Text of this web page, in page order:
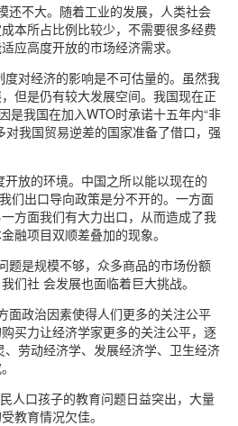
不大。随着工业的发展，人类社会
本所占比例比较少，不需要很多经费
应高度开放的市场经济需求。
经济的影响是不可估量的。虽然我
但是仍有较大发展空间。我国现在正
是我国在加入WTO时承诺十五年内“非
对我国贸易逆差的国家准备了借口，强
的环境。中国之所以能以现在的
们出口导向政策是分不开的。一方面
方面我们有大力出口，从而造成了我
融项目双顺差叠加的现象。
是规模不够，众多商品的市场份额
们社 会发展也面临着巨大挑战。
政治因素使得人们更多的关注公平
买力让经济学家更多的关注公平，逐
劳动经济学、发展经济学、卫生经济
口孩子的教育问题日益突出，大量
教育情况欠佳。